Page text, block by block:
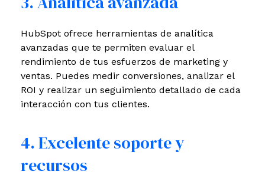
HubSpot ofrece herramientas de analítica
avanzadas que te permiten evaluar el
rendimiento de tus esfuerzos de marketing y
ventas. Puedes medir conversiones, analizar el
ROI y realizar un seguimiento detallado de cada
interacción con tus clientes.
4. Excelente soporte y
recursos